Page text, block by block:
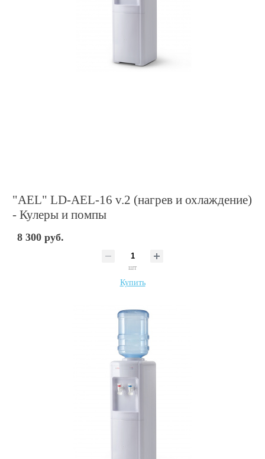
"AEL" LD-AEL-16 v.2 (нагрев и охлаждение)
- Кулеры и помпы
8 300 руб.
шт
Купить